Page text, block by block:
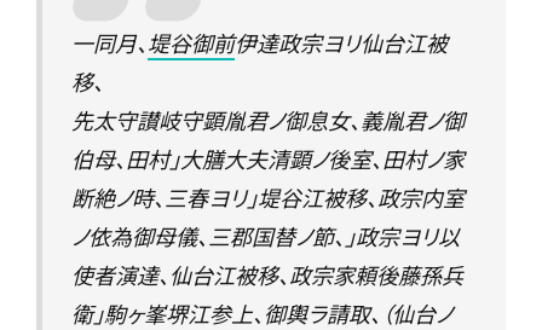
一同月、堤谷御前伊達政宗ヨリ仙台江被
移、
先太守讃岐守顕胤君ノ御息女、義胤君ノ御
伯母、田村」大膳大夫清顕ノ後室、田村ノ家
断絶ノ時、三春ヨリ」堤谷江被移、政宗内室
ノ依為御母儀、三郡国替ノ節、」政宗ヨリ以
使者演達、仙台江被移、政宗家頼後藤孫兵
衛」駒ヶ峯堺江参上、御輿ラ請取、（仙台ノ